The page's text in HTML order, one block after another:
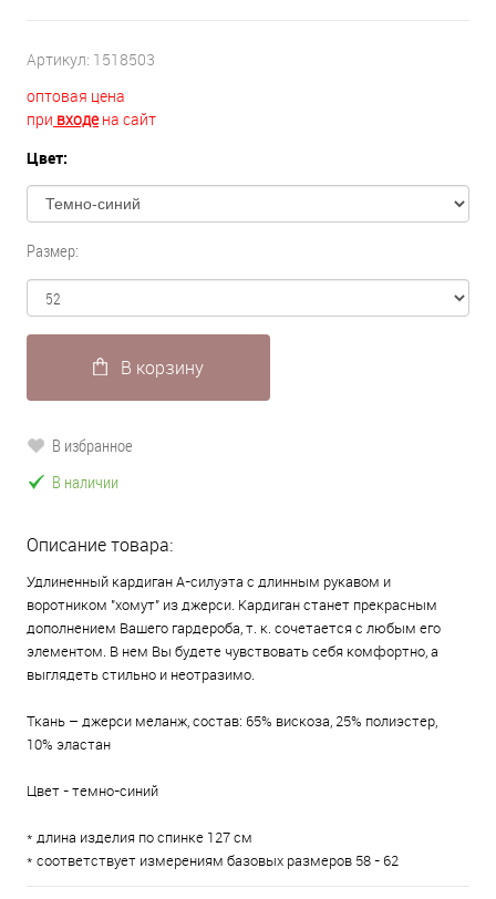
Артикул: 1518503
оптовая цена
при входена сайт
Цвет:
Размер:
В корзину
В избранное
В наличии
Описание товара:
Удлиненный кардиган А-силуэта с длинным рукавом и
воротником "хомут" из джерси. Кардиган станет прекрасным
дополнением Вашего гардероба, т. к. сочетается с любым его
элементом. В нем Вы будете чувствовать себя комфортно, а
выглядеть стильно и неотразимо.
Ткань – джерси меланж, состав: 65% вискоза, 25% полиэстер,
10% эластан
Цвет - темно-синий
* длина изделия по спинке 127 см
* соответствует измерениям базовых размеров 58 - 62